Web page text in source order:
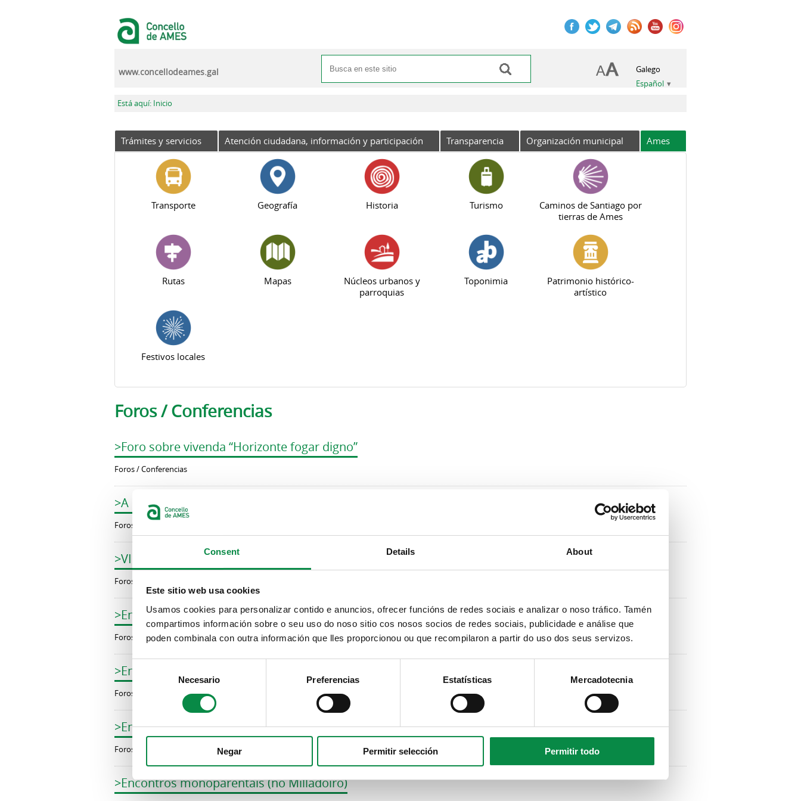
Consent Details About
Este sitio web usa cookies
Usamos cookies para personalizar contido e anuncios, ofrecer funcións de redes sociais e analizar o noso tráfico. Tamén
compartimos información sobre o seu uso do noso sitio cos nosos socios de redes sociais, publicidade e análise que
poden combinala con outra información que lles proporcionou ou que recompilaron a partir do uso dos seus servizos.
Selection
Necesario Preferencias Estatísticas Mercadotecnia
Negar Permitir selección Permitir todo
Formulario de búsqueda
Buscar
Galego
Español
www.concellodeames.gal
Se encuentra usted aquí
Está aquí: Inicio
Trámites y servicios Atención ciudadana, información y participación Transparencia Organización municipal Ames
Transporte Geografía Historia Turismo
Caminos de Santiago por
tierras de Ames
Rutas Mapas
Núcleos urbanos y
parroquias
Toponimia
Patrimonio histórico-
artístico
Festivos locales
Foros / Conferencias
>Foro sobre vivenda “Horizonte fogar digno”
Foros / Conferencias
>A Historia Viva de Ames. Museo das Migrantes
Foros / Conferencias
>VII Xornadas de Persoas con Enfermidade Renal de Galicia
Foros / Conferencias
>Encontros monoparentais. Punto de asesoramento personalizado (en Bertamiráns)
Foros / Conferencias
>Encontros monoparentais (en Bertamiráns)
Foros / Conferencias
>Encontros monoparentais. Punto de asesoramento personalizado (no Milladoiro)
Foros / Conferencias
>Encontros monoparentais (no Milladoiro)